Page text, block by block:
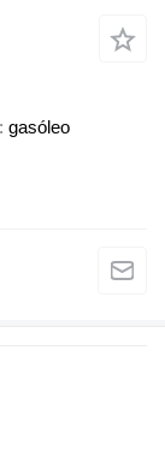
gasóleo